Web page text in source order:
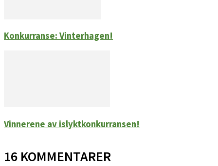
Konkurranse: Vinterhagen!
Vinnerene av islyktkonkurransen!
16 KOMMENTARER